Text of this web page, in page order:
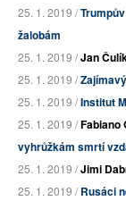
25. 1. 2019 /
žalobám
25. 1. 2019 /Jan
25. 1. 2019 /
25. 1. 2019 /Institut
25. 1. 2019 /Fabiano
vyhrůžkám smrtí
25. 1. 2019 /Jimi
25. 1. 2019 /Rusáci